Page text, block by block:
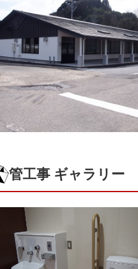
管工事 ギャラリー